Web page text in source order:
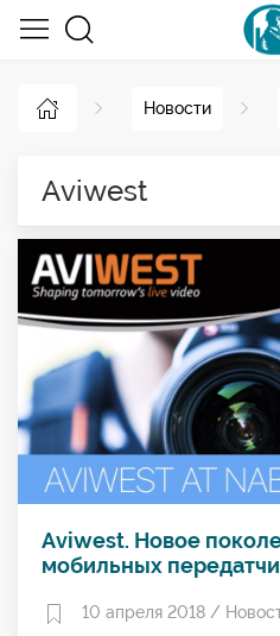
Новости
Aviwest
Aviwest. Новое
мобильных
10 апреля 2018 /